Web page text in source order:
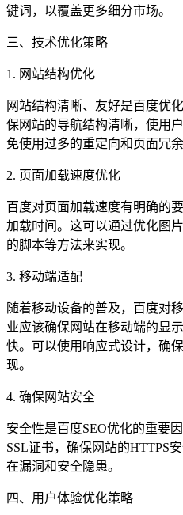
键词，以覆盖更多细分市场。
三、技术优化策略
1. 网站结构优化
网站结构清晰、友好是百度优
保网站的导航结构清晰，使用
免使用过多的重定向和页面冗余
2. 页面加载速度优化
百度对页面加载速度有明确的
加载时间。这可以通过优化图
的脚本等方法来实现。
3. 移动端适配
随着移动设备的普及，百度对
业应该确保网站在移动端的显
快。可以使用响应式设计，确
现。
4. 确保网站安全
安全性是百度SEO优化的重要
SSL证书，确保网站的HTTPS
在漏洞和安全隐患。
四、用户体验优化策略